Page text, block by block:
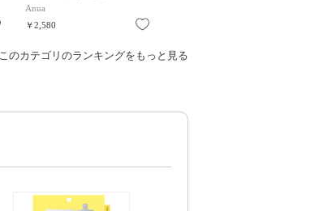
お気に入り
Anua
￥2,580
このカテゴリのランキングをもっと見る